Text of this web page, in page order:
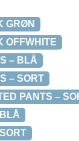
GRØN
OFFWHITE
– BLÅ
– SORT
PANTS –